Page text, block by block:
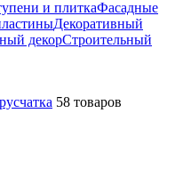
и плиткаФасадные
Декоративный
декорСтроительный
58 товаров